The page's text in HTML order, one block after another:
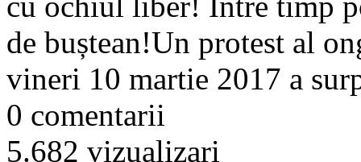
de buștean!Un protest al
vineri 10 martie 2017 a
0 comentarii
5.682 vizualizari